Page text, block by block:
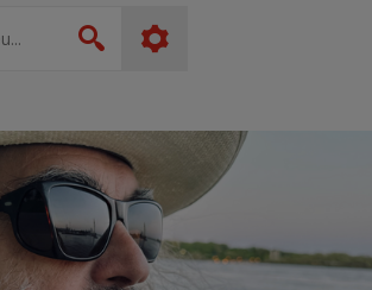
Rechercher